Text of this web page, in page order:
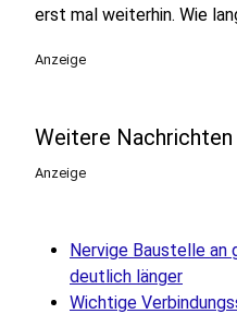
erst mal weiterhin. Wie
Anzeige
Weitere Nachrichten
Anzeige
Nervige Baustelle an
deutlich länger
Wichtige